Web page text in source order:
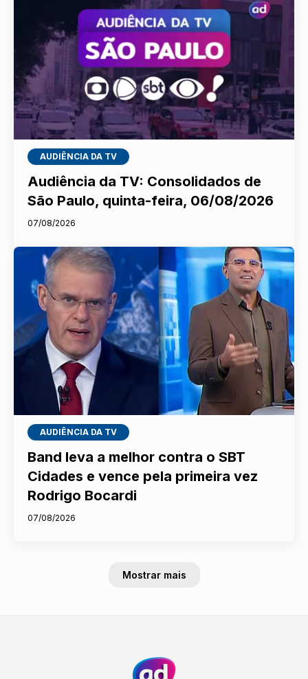
AUDIÊNCIA DA TV
Audiência da TV: Consolidados de
São Paulo, quinta-feira, 06/08/2026
07/08/2026
AUDIÊNCIA DA TV
Band leva a melhor contra o SBT
Cidades e vence pela primeira vez
Rodrigo Bocardi
07/08/2026
Mostrar mais